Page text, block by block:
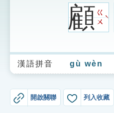
生字詞彙表
成語故事
顧ㄍ
ㄨ
ˋ
漢語拼音 gù wèn
開啟關聯 列入收藏